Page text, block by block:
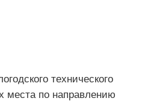
технического
места по направлению